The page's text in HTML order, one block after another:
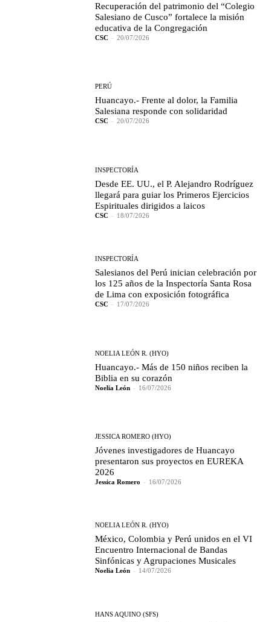
Recuperación del patrimonio del “Colegio
Salesiano de Cusco” fortalece la misión
educativa de la Congregación
CSC - 20/07/2026
PERÚ
Huancayo.- Frente al dolor, la Familia
Salesiana responde con solidaridad
CSC - 20/07/2026
INSPECTORÍA
Desde EE. UU., el P. Alejandro Rodríguez
llegará para guiar los Primeros Ejercicios
Espirituales dirigidos a laicos
CSC - 18/07/2026
INSPECTORÍA
Salesianos del Perú inician celebración por
los 125 años de la Inspectoría Santa Rosa
de Lima con exposición fotográfica
CSC - 17/07/2026
NOELIA LEÓN R. (HYO)
Huancayo.- Más de 150 niños reciben la
Biblia en su corazón
Noelia León - 16/07/2026
JESSICA ROMERO (HYO)
Jóvenes investigadores de Huancayo
presentaron sus proyectos en EUREKA
2026
Jessica Romero - 16/07/2026
NOELIA LEÓN R. (HYO)
México, Colombia y Perú unidos en el VI
Encuentro Internacional de Bandas
Sinfónicas y Agrupaciones Musicales
Noelia León - 14/07/2026
HANS AQUINO (SFS)